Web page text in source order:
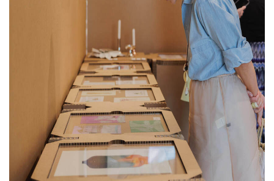
Проект расположен на втором этаже
торгового центра «Неглинная» и будет
работать до 15 июня.